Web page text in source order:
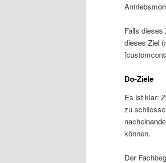
Falls
dieses Ziel
Do-Ziele
Es ist klar:
zu
können.
Der